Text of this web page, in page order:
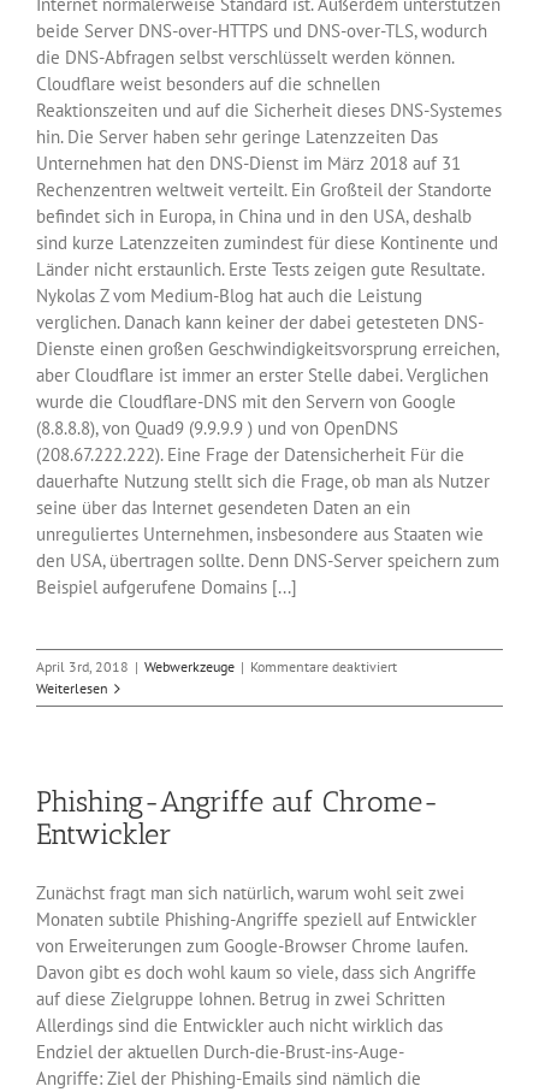
Internet normalerweise Standard ist. Außerdem unterstützen
beide Server DNS-over-HTTPS und DNS-over-TLS, wodurch
die DNS-Abfragen selbst verschlüsselt werden können.
Cloudflare weist besonders auf die schnellen
Reaktionszeiten und auf die Sicherheit dieses DNS-Systemes
hin. Die Server haben sehr geringe Latenzzeiten Das
Unternehmen hat den DNS-Dienst im März 2018 auf 31
Rechenzentren weltweit verteilt. Ein Großteil der Standorte
befindet sich in Europa, in China und in den USA, deshalb
sind kurze Latenzzeiten zumindest für diese Kontinente und
Länder nicht erstaunlich. Erste Tests zeigen gute Resultate.
Nykolas Z vom Medium-Blog hat auch die Leistung
verglichen. Danach kann keiner der dabei getesteten DNS-
Dienste einen großen Geschwindigkeitsvorsprung erreichen,
aber Cloudflare ist immer an erster Stelle dabei. Verglichen
wurde die Cloudflare-DNS mit den Servern von Google
(8.8.8.8), von Quad9 (9.9.9.9 ) und von OpenDNS
(208.67.222.222). Eine Frage der Datensicherheit Für die
dauerhafte Nutzung stellt sich die Frage, ob man als Nutzer
seine über das Internet gesendeten Daten an ein
unreguliertes Unternehmen, insbesondere aus Staaten wie
den USA, übertragen sollte. Denn DNS-Server speichern zum
Beispiel aufgerufene Domains [...]
April 3rd, 2018 | Webwerkzeuge | Kommentare deaktiviertfür
neue
online
Weiterlesen
Phishing-Angriffe auf Chrome-
Entwickler
Zunächst fragt man sich natürlich, warum wohl seit zwei
Monaten subtile Phishing-Angriffe speziell auf Entwickler
von Erweiterungen zum Google-Browser Chrome laufen.
Davon gibt es doch wohl kaum so viele, dass sich Angriffe
auf diese Zielgruppe lohnen. Betrug in zwei Schritten
Allerdings sind die Entwickler auch nicht wirklich das
Endziel der aktuellen Durch-die-Brust-ins-Auge-
Angriffe: Ziel der Phishing-Emails sind nämlich die